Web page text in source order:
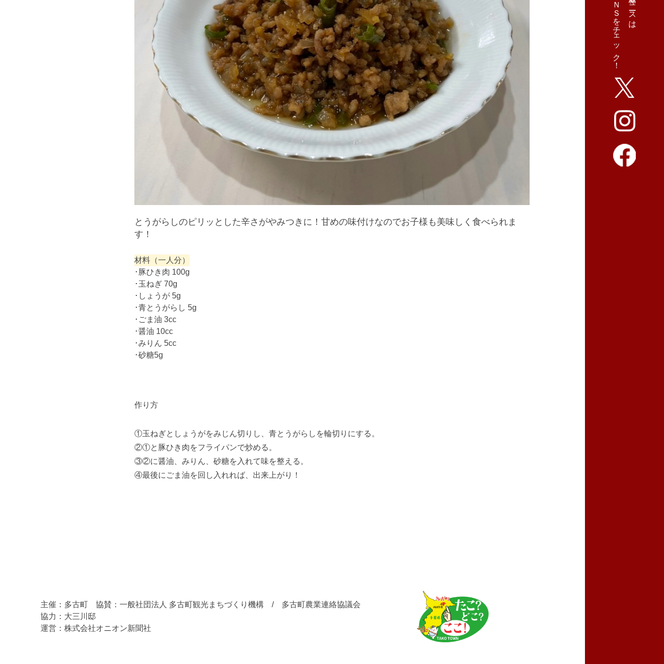
ＳＮＳをチェック！
とうがらしのピリッとした辛さがやみつきに！甘めの味付けなのでお子様も美味しく食べられま
す！
材料（一人分）
･豚ひき肉 100g
･玉ねぎ 70g
･しょうが 5g
･青とうがらし 5g
･ごま油 3cc
･醤油 10cc
･みりん 5cc
･砂糖5g
作り方
①玉ねぎとしょうがをみじん切りし、青とうがらしを輪切りにする。
②①と豚ひき肉をフライパンで炒める。
③②に醤油、みりん、砂糖を入れて味を整える。
④最後にごま油を回し入れれば、出来上がり！
主催：多古町 協賛：一般社団法人 多古町観光まちづくり機構 / 多古町農業連絡協議会
協力：大三川邸
運営：株式会社オニオン新聞社